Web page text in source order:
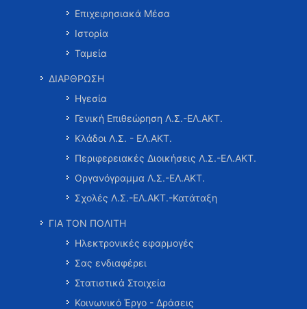
Επιχειρησιακά Μέσα
Ιστορία
Ταμεία
ΔΙΑΡΘΡΩΣΗ
Ηγεσία
Γενική Επιθεώρηση Λ.Σ.-ΕΛ.ΑΚΤ.
Κλάδοι Λ.Σ. - ΕΛ.ΑΚΤ.
Περιφερειακές Διοικήσεις Λ.Σ.-ΕΛ.ΑΚΤ.
Οργανόγραμμα Λ.Σ.-ΕΛ.ΑΚΤ.
Σχολές Λ.Σ.-ΕΛ.ΑΚΤ.-Κατάταξη
ΓΙΑ ΤΟΝ ΠΟΛΙΤΗ
Ηλεκτρονικές εφαρμογές
Σας ενδιαφέρει
Στατιστικά Στοιχεία
Κοινωνικό Έργο - Δράσεις